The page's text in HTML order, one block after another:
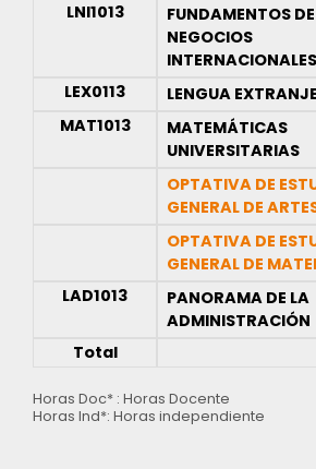
LNI1013
FUNDAMENTOS DE
NEGOCIOS
INTERNACIONALES
LEX0113
LENGUA
MAT1013
MATEMÁTICAS
UNIVERSITARIAS
OPTATIVA DE
GENERAL DE
OPTATIVA DE
GENERAL DE
LAD1013
PANORAMA DE LA
ADMINISTRACIÓN
Total
Horas Doc* : Horas Docente
Horas Ind*: Horas independiente